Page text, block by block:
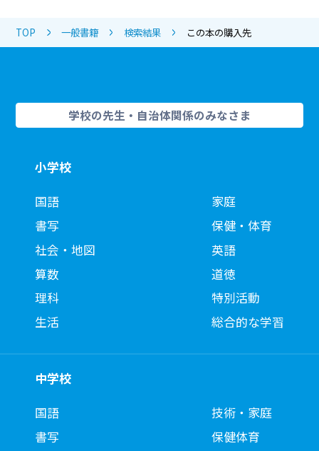
TOP 一般書籍 検索結果 この本の購入先
学校の先生・自治体関係のみなさま
小学校
国語
書写
社会・地図
算数
理科
生活
家庭
保健・体育
英語
道徳
特別活動
総合的な学習
中学校
国語
書写
技術・家庭
保健体育